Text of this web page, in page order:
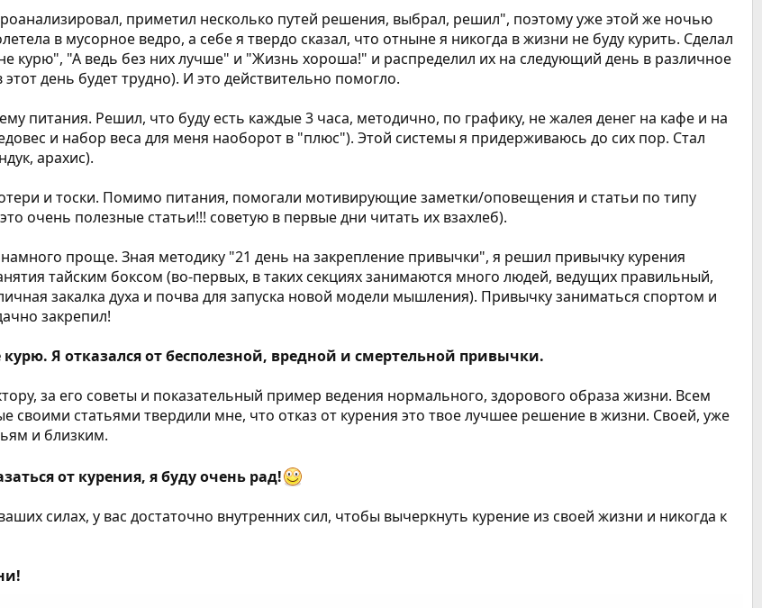
приметил несколько путей решения, выбрал, решил", поэтому уже этой же ночью
в мусорное ведро, а себе я твердо сказал, что отныне я никогда в жизни не буду курить. Сделал
курю", "А ведь без них лучше" и "Жизнь хороша!" и распределил их на следующий день в различное
день будет трудно). И это действительно помогло.
питания. Решил, что буду есть каждые 3 часа, методично, по графику, не жалея денег на кафе и на
и набор веса для меня наоборот в "плюс"). Этой системы я придерживаюсь до сих пор. Стал
арахис).
и тоски. Помимо питания, помогали мотивирующие заметки/оповещения и статьи по типу
очень полезные статьи!!! советую в первые дни читать их взахлеб).
проще. Зная методику "21 день на закрепление привычки", я решил привычку курения
тайским боксом (во-первых, в таких секциях занимаются много людей, ведущих правильный,
закалка духа и почва для запуска новой модели мышления). Привычку заниматься спортом и
закрепил!
курю. Я отказался от бесполезной, вредной и смертельной привычки.
за его советы и показательный пример ведения нормального, здорового образа жизни. Всем
своими статьями твердили мне, что отказ от курения это твое лучшее решение в жизни. Своей, уже
и близким.
от курения, я буду очень рад!
силах, у вас достаточно внутренних сил, чтобы вычеркнуть курение из своей жизни и никогда к